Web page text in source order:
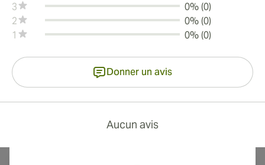
3
0% (0)
2
0% (0)
1
0% (0)
Donner un avis
Aucun avis